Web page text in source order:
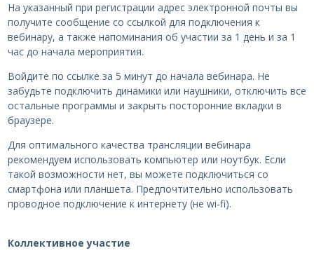
На указанный при регистрации адрес электронной почты вы
получите сообщение со ссылкой для подключения к
вебинару, а также напоминания об участии за 1 день и за 1
час до начала мероприятия.
Войдите по ссылке за 5 минут до начала вебинара. Не
забудьте подключить динамики или наушники, отключить все
остальные программы и закрыть посторонние вкладки в
браузере.
Для оптимального качества трансляции вебинара
рекомендуем использовать компьютер или ноутбук. Если
такой возможности нет, вы можете подключиться со
смартфона или планшета. Предпочтительно использовать
проводное подключение к интернету (не wi-fi).
Коллективное участие